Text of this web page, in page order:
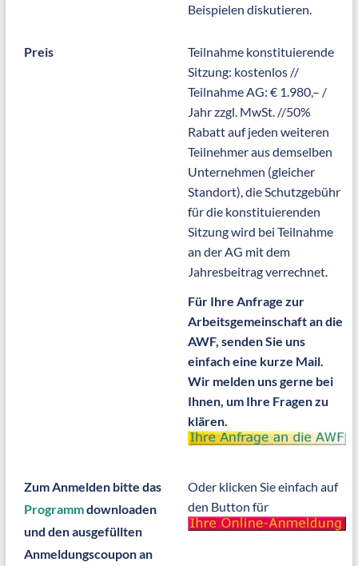
Beispielen diskutieren.
Preis
Teilnahme konstituierende
Sitzung: kostenlos //
Teilnahme AG: € 1.980,– /
Jahr zzgl. MwSt. //50%
Rabatt auf jeden weiteren
Teilnehmer aus demselben
Unternehmen (gleicher
Standort), die Schutzgebühr
für die konstituierenden
Sitzung wird bei Teilnahme
an der AG mit dem
Jahresbeitrag verrechnet.
Für Ihre Anfrage zur
Arbeitsgemeinschaft an die
AWF, senden Sie uns
einfach eine kurze Mail.
Wir melden uns gerne bei
Ihnen, um Ihre Fragen zu
klären.
Zum Anmelden bitte das
Programmdownloaden
und den ausgefüllten
Anmeldungscoupon an
Oder klicken Sie einfach auf
den Button für